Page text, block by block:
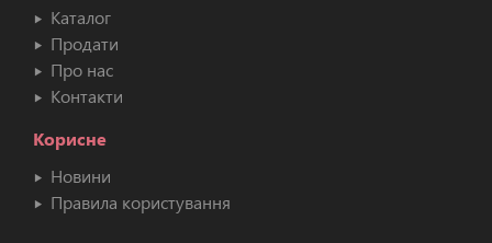
Каталог
Продати
Про нас
Контакти
Корисне
Новини
Правила користування